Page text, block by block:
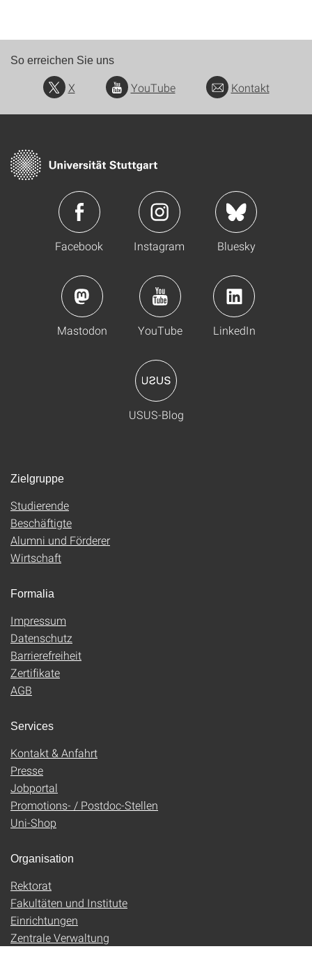
So erreichen Sie uns
X YouTube Kontakt
Facebook Instagram Bluesky
Mastodon YouTube LinkedIn
USUS-Blog
Zielgruppe
Studierende
Beschäftigte
Alumni und Förderer
Wirtschaft
Formalia
Impressum
Datenschutz
Barrierefreiheit
Zertifikate
AGB
Services
Kontakt & Anfahrt
Presse
Jobportal
Promotions- / Postdoc-Stellen
Uni-Shop
Organisation
Rektorat
Fakultäten und Institute
Einrichtungen
Zentrale Verwaltung